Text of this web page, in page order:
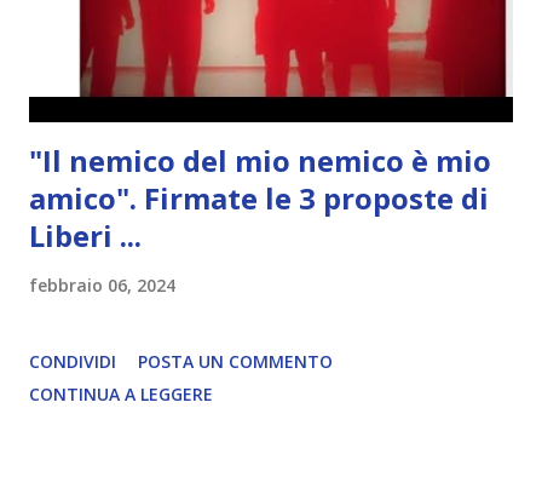
"Il nemico del mio nemico è mio
amico". Firmate le 3 proposte di
Liberi ...
febbraio 06, 2024
CONDIVIDI
POSTA UN COMMENTO
CONTINUA A LEGGERE